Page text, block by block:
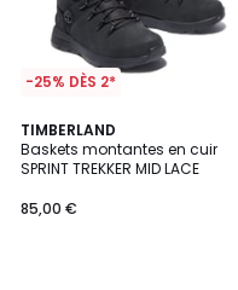
-25% DÈS 2*
TIMBERLAND
Baskets montantes en cuir
SPRINT TREKKER MID LACE
85,00 €
5
/
5